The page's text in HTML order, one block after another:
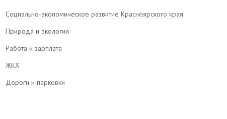
Социально-экономическое развитие Красноярского края
Природа и экология
Работа и зарплата
ЖКХ
Дороги и парковки